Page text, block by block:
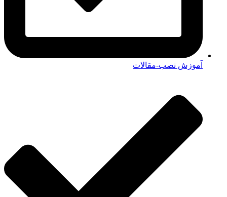
آموزش نصب-مقالات